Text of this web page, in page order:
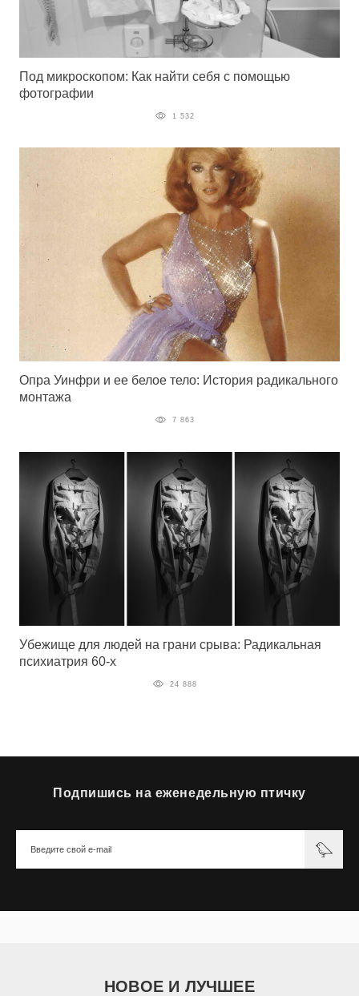
Под микроскопом: Как найти себя с помощью
фотографии
1 532
Опра Уинфри и ее белое тело: История радикального
монтажа
7 863
Убежище для людей на грани срыва: Радикальная
психиатрия 60-х
24 888
Подпишись на еженедельную птичку
НОВОЕ И ЛУЧШЕЕ